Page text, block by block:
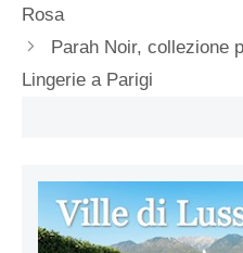
Rosa
Parah Noir, collezione
Lingerie a Parigi